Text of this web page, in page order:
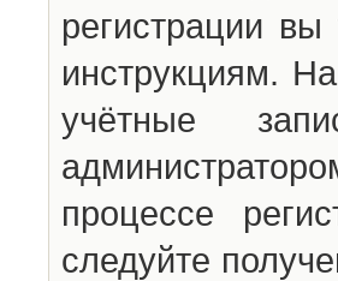
регистрации
инструкциям.
учётные
процессе
следуйте